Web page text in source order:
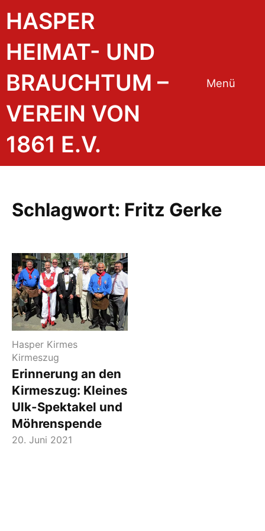
Inhalt
HASPER
HEIMAT- UND
BRAUCHTUM –
VEREIN VON
1861 E.V.
Menü
Schlagwort: Fritz Gerke
Hasper Kirmes
Kirmeszug
Erinnerung an den
Kirmeszug: Kleines
Ulk-Spektakel und
Möhrenspende
20. Juni 2021